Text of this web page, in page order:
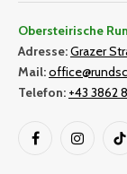
Obersteirische
Adresse:Grazer
Mail:
Telefon: +43 3862
FacebookInstagram